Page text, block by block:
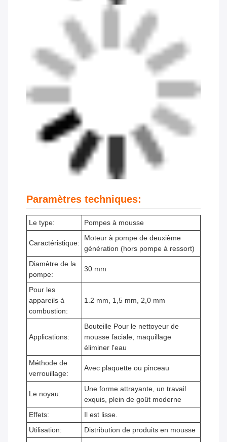
Paramètres techniques:
Le type: Pompes à mousse
Caractéristique:
Moteur à pompe de deuxième
génération (hors pompe à ressort)
Diamètre de la
pompe:
30 mm
Pour les
appareils à
combustion:
1.2 mm, 1,5 mm, 2,0 mm
Applications:
Bouteille Pour le nettoyeur de
mousse faciale, maquillage
éliminer l'eau
Méthode de
verrouillage:
Avec plaquette ou pinceau
Le noyau:
Une forme attrayante, un travail
exquis, plein de goût moderne
Effets:
Il est lisse.
Utilisation:
Distribution de produits en mousse